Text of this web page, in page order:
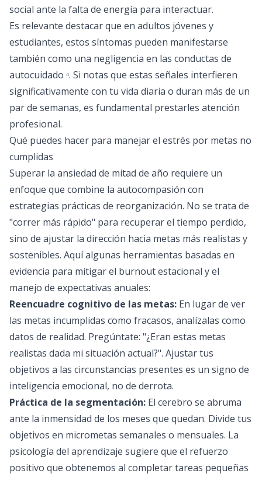
social ante la falta de energía para interactuar.
Es relevante destacar que en adultos jóvenes y
estudiantes, estos síntomas pueden manifestarse
también como una negligencia en las conductas de
autocuidado 4. Si notas que estas señales interfieren
significativamente con tu vida diaria o duran más de un
par de semanas, es fundamental prestarles atención
profesional.
Qué puedes hacer para manejar el estrés por metas no
cumplidas
Superar la ansiedad de mitad de año requiere un
enfoque que combine la autocompasión con
estrategias prácticas de reorganización. No se trata de
"correr más rápido" para recuperar el tiempo perdido,
sino de ajustar la dirección hacia metas más realistas y
sostenibles. Aquí algunas herramientas basadas en
evidencia para mitigar el burnout estacional y el
manejo de expectativas anuales:
Reencuadre cognitivo de las metas: En lugar de ver
las metas incumplidas como fracasos, analízalas como
datos de realidad. Pregúntate: "¿Eran estas metas
realistas dada mi situación actual?". Ajustar tus
objetivos a las circunstancias presentes es un signo de
inteligencia emocional, no de derrota.
Práctica de la segmentación: El cerebro se abruma
ante la inmensidad de los meses que quedan. Divide tus
objetivos en micrometas semanales o mensuales. La
psicología del aprendizaje sugiere que el refuerzo
positivo que obtenemos al completar tareas pequeñas